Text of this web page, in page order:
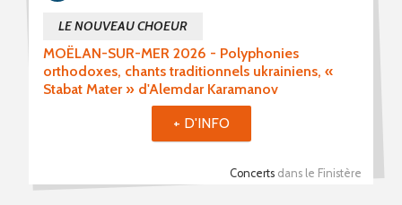
MOËLAN-SUR-MER 2026 - Polyphonies
orthodoxes, chants traditionnels ukrainiens, «
Stabat Mater » d'Alemdar Karamanov
LE NOUVEAU CHOEUR
Concerts dans le Finistère
+ D'INFO